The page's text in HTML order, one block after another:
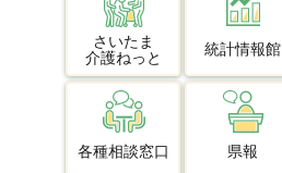
さいたま
介護ねっと
統計情報館
各種相談窓口 県報